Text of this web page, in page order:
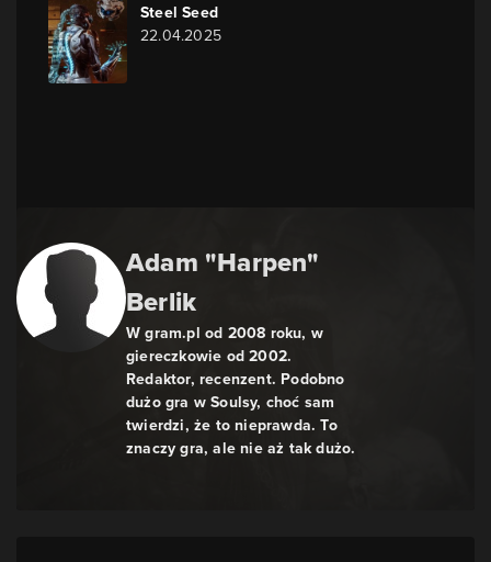
Adam "Harpen"
Berlik
W gram.pl od 2008 roku, w
giereczkowie od 2002.
Redaktor, recenzent. Podobno
dużo gra w Soulsy, choć sam
twierdzi, że to nieprawda. To
znaczy gra, ale nie aż tak dużo.
Steel Seed
22.04.2025